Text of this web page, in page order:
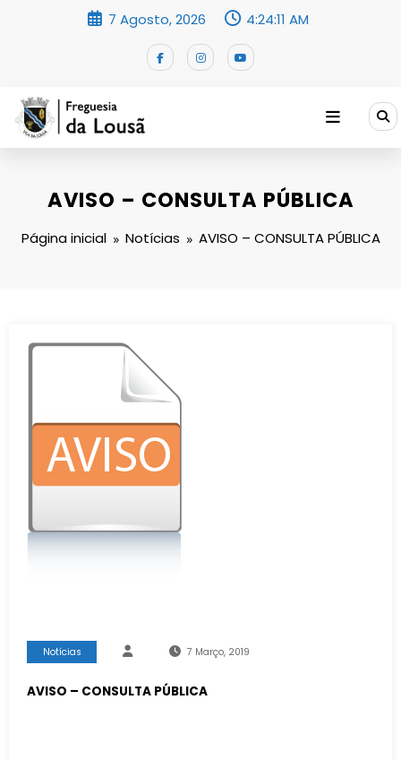
7 Agosto, 2026 4:24:11 AM
AVISO – CONSULTA PÚBLICA
Página inicial Notícias AVISO – CONSULTA PÚBLICA
Notícias 7 Março, 2019
AVISO – CONSULTA PÚBLICA